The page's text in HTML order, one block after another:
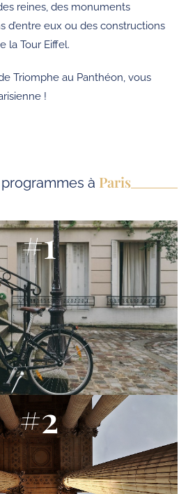
reines, des monuments
d’entre eux ou des constructions
la Tour Eiffel.
Triomphe au Panthéon, vous
!
à Paris
#1
#2